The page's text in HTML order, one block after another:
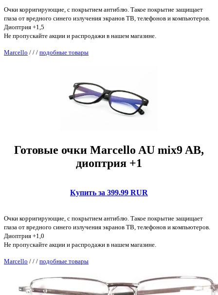
Очки корригирующие, с покрытием антиблю. Такое покрытие защищает
глаза от вредного синего излучения экранов ТВ, телефонов и компьютеров.
Диоптрия +1,5
Не пропускайте акции и распродажи в нашем магазине.
Marcello / / / подобные товары
Готовые очки Marcello AU mix9 AB,
диоптрия +1
Купить за 399.99 RUR
Очки корригирующие, с покрытием антиблю. Такое покрытие защищает
глаза от вредного синего излучения экранов ТВ, телефонов и компьютеров.
Диоптрия +1,0
Не пропускайте акции и распродажи в нашем магазине.
Marcello / / / подобные товары